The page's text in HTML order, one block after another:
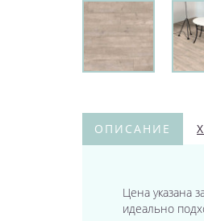
ОПИСАНИЕ
Цена указана
идеально